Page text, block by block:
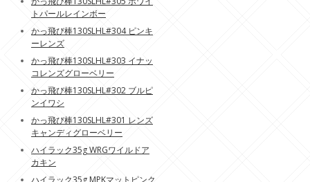
トパールレインボー
かっ飛び棒130SLHL#304 ピンキ
ーレンズ
かっ飛び棒130SLHL#303 イナッ
コレンズグローベリー
かっ飛び棒130SLHL#302 ブルピ
ンイワシ
かっ飛び棒130SLHL#301 レンズ
キャンディグローベリー
ハイラック35g WRGワイルドア
カキン
ハイラック35g MPKマットピンク